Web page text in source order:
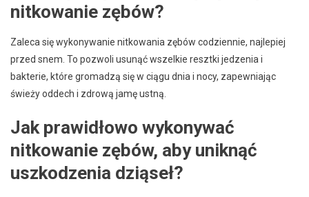
nitkowanie zębów?
Zaleca się wykonywanie nitkowania zębów codziennie, najlepiej
przed snem. To pozwoli usunąć wszelkie resztki jedzenia i
bakterie, które gromadzą się w ciągu dnia i nocy, zapewniając
świeży oddech i zdrową jamę ustną.
Jak prawidłowo wykonywać
nitkowanie zębów, aby uniknąć
uszkodzenia dziąseł?